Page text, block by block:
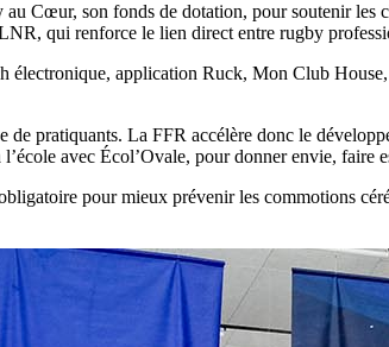
Cœur, son fonds de dotation, pour soutenir les
qui renforce le lien direct entre rugby
électronique, application Ruck, Mon Club
pratiquants. La FFR accélère donc le
avec Écol’Ovale, pour donner envie, faire
pour mieux prévenir les commotions